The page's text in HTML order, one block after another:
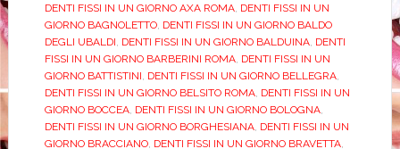
DENTI FISSI IN UN GIORNO AXA ROMA, DENTI FISSI IN UN
GIORNO BAGNOLETTO, DENTI FISSI IN UN GIORNO BALDO
DEGLI UBALDI DENTI FISSI IN UN GIORNO BALDUINA, DENTI
FISSI IN UN GIORNO BARBERINI ROMA, DENTI FISSI IN UN
GIORNO BATTISTINI DENTI FISSI IN UN GIORNO BELLEGRA,
DENTI FISSI IN UN GIORNO BELSITO ROMA, DENTI FISSI IN UN
GIORNO BOCCEA, DENTI FISSI IN UN GIORNO BOLOGNA,
DENTI FISSI IN UN GIORNO BORGHESIANA, DENTI FISSI IN UN
GIORNO BRACCIANO, DENTI FISSI IN UN GIORNO BRAVETTA,